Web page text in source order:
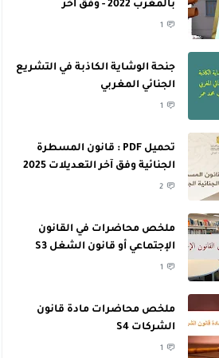
بالمغرب 2022 - وفق آخر
التعديلات
1
جنحة الوشاية الكاذبة في التشريع
الجنائي المغربي
1
تحميل PDF : قانون المسطرة
الجنائية وفق آخر التعديلات 2025
2
ملخص محاضرات في القانون
الإجتماعي أو قانون الشغل S3
1
ملخص محاضرات مادة قانون
الشركات S4
1